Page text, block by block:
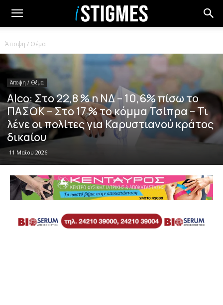
Άποψη / Θέμα
Άποψη / Θέμα
Alco: Στο 22,8 % η ΝΔ – 10,6% πίσω το
ΠΑΣΟΚ – Στο 17 % το κόμμα Τσίπρα – Τι
λένε οι πολίτες για Καρυστιανού κράτος
δικαίου
11 Μαΐου 2026